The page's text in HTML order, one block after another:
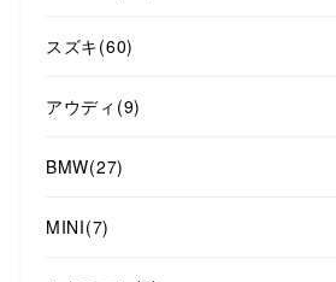
スズキ(60)
アウディ (9)
BMW(27)
MINI(7)